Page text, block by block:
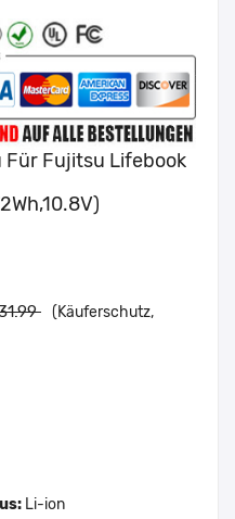
Für Fujitsu Lifebook
(Käuferschutz,
Li-ion